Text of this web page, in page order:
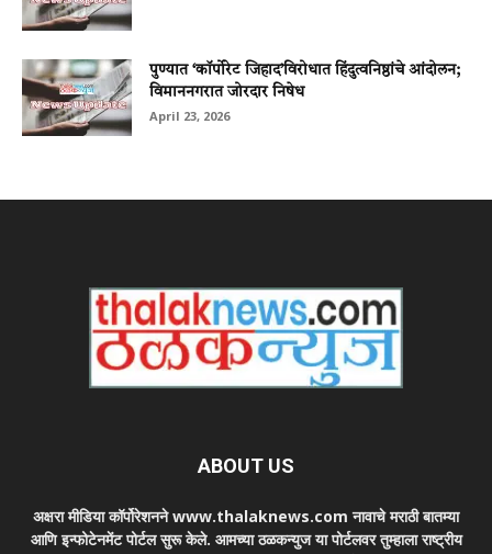
पुण्यात ‘कॉर्पोरेट जिहाद’विरोधात हिंदुत्वनिष्ठांचे आंदोलन;
विमाननगरात जोरदार निषेध
April 23, 2026
ABOUT US
अक्षरा मीडिया कॉर्पोरेशनने www.thalaknews.com नावाचे मराठी बातम्या
आणि इन्फोटेनमेंट पोर्टल सुरू केले. आमच्या ठळकन्युज या पोर्टलवर तुम्हाला राष्ट्रीय